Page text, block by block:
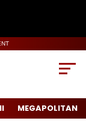
MEGAPOLITAN